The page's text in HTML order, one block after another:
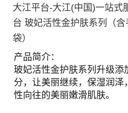
大江平台-大江(中国)一站式
台 玻妃活性金护肤系列（含
袋）
产品简介：
玻妃活性金护肤系列升级添
分，让美丽继续，保湿润泽
性向往的美丽嫩滑肌肤。